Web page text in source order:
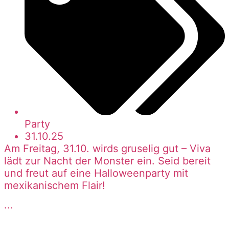
Party
31.10.25
Am Freitag, 31.10. wirds gruselig gut – Viva
lädt zur Nacht der Monster ein. Seid bereit
und freut auf eine Halloweenparty mit
mexikanischem Flair!
...